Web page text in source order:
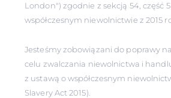
London") zgodnie z sekcją 54, część
współczesnym niewolnictwie z 2015
Jesteśmy zobowiązani do poprawy
celu zwalczania niewolnictwa i
z ustawą o współczesnym
Slavery Act 2015).